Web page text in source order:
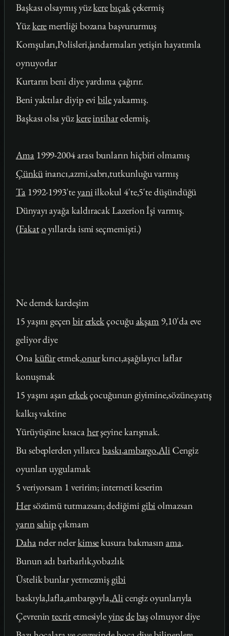
Başkası olsaymış yüzkerebıçakçekermiş
Yüzkeremertliği bozana başvururmuş
Komşuları,Polisleri,jandarmaları yetişin hayatımla
oynuyorlar
Kurtarın beni diye yardıma çağırır.
Beni yaktılar diyip evibileyakarmış.
Başkası olsa yüzkereintiharedermiş.
Ama1999-2004 arası bunların hiçbiri olmamış
Çünküinancı,azmi,sabrı,tutkunluğu varmış
Ta1992-1993'teyaniilkokul 4'te,5'te düşündüğü
Dünyayı ayağa kaldıracak Lazerion İşi varmış.
(Fakatoyıllarda ismi seçmemişti.)
Ne demek kardeşim
15 yaşını geçenbirerkekçocuğuakşam 9,10'da eve
geliyor diye
Onaküfüretmek,onurkırıcı,aşağılayıcı laflar
konuşmak
15 yaşını aşanerkekçocuğunun giyimine,sözüne,yatış
kalkış vaktine
Yürüyüşüne kısacaherşeyine karışmak.
Bu sebeplerden yıllarcabaskı,ambargo,Ali Cengiz
oyunları uygulamak
5 veriyorsam 1 veririm; interneti keserim
Hersözümü tutmazsan; dediğimi gibi olmazsan
yarınsahipçıkmam
Dahaneler nelerkimsekusura bakmasınama.
Bunun adı barbarlık,yobazlık
Üstelik bunlar yetmezmişgibi
baskıyla,lafla,ambargoyla,Ali cengiz oyunlarıyla
Çevrenin tecritetmesiyleyinedebaşolmuyor diye